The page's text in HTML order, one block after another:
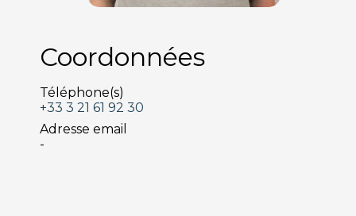
Coordonnées
Téléphone(s)
+33 3 21 61 92 30
Adresse email
-